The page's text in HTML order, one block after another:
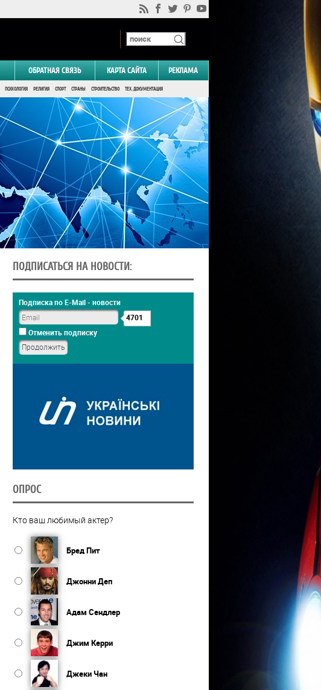
ОБРАТНАЯ СВЯЗЬ КАРТА САЙТА РЕКЛАМА
ПСИХОЛОГИЯ РЕЛИГИЯ СПОРТ СТРАНЫ СТРОИТЕЛЬСТВО ТЕХ. ДОКУМЕНТАЦИЯ
ПОДПИСАТЬСЯ НА НОВОСТИ:
Подписка по E-Mail - новости
4701
Отменить подписку
ОПРОС
Кто ваш любимый актер?
Бред Пит
Джонни Деп
Адам Сендлер
Джим Керри
Джеки Чан